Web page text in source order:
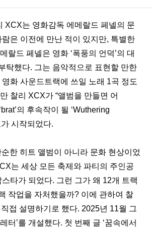
XCX는 영화감독 에메랄드 페넬의 문
은 이전에 만난 적이 있지만, 특별한
랄드 페넬은 영화 ‘폭풍의 언덕’의 대
탁했다. 그는 음악적으로 표현할 만한
화 사운드트랙에 쓰일 노래 1곡 정도
찰리 XCX가 “앨범을 만들면 어
의 후속작이 될 ‘Wuthering
시작되었다.
순한 히트 앨범이 아니라 문화 현상이었
는 세상 모든 축제와 파티의 주인공
타가 되었다. 그런 그가 왜 12개 트랙
작업을 자처했을까? 이에 관하여 찰
접 설명하기로 했다. 2025년 11월 그
터 ’를 개설했다. 첫 번째 글 ‘꿈속에서